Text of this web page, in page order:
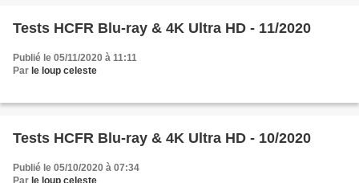
Tests HCFR Blu-ray & 4K Ultra HD - 11/2020
Publié le 05/11/2020 à 11:11
Par le loup celeste
Tests HCFR Blu-ray & 4K Ultra HD - 10/2020
Publié le 05/10/2020 à 07:34
Par le loup celeste